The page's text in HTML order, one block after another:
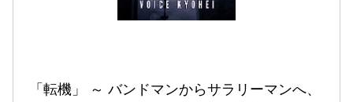
「転機」 ～ バンドマンからサラリーマンへ、